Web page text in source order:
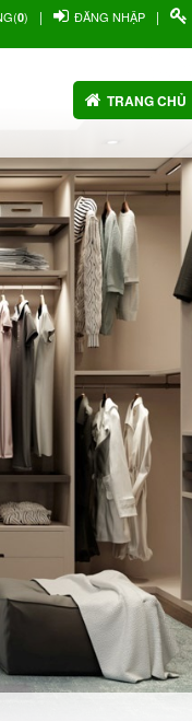
(0) | ĐĂNG NHẬP |
TRANG CHỦ